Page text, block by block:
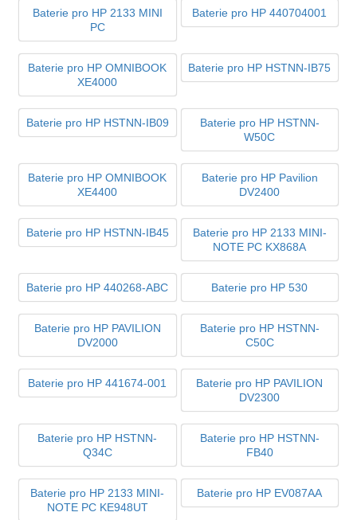
Baterie pro HP 2133 MINI
PC
Baterie pro HP 440704001
Baterie pro HP OMNIBOOK
XE4000
Baterie pro HP HSTNN-IB75
Baterie pro HP HSTNN-IB09
Baterie pro HP HSTNN-
W50C
Baterie pro HP OMNIBOOK
XE4400
Baterie pro HP Pavilion
DV2400
Baterie pro HP HSTNN-IB45
Baterie pro HP 2133 MINI-
NOTE PC KX868A
Baterie pro HP 440268-ABC Baterie pro HP 530
Baterie pro HP PAVILION
DV2000
Baterie pro HP HSTNN-
C50C
Baterie pro HP 441674-001
Baterie pro HP PAVILION
DV2300
Baterie pro HP HSTNN-
Q34C
Baterie pro HP HSTNN-
FB40
Baterie pro HP 2133 MINI-
NOTE PC KE948UT
Baterie pro HP EV087AA